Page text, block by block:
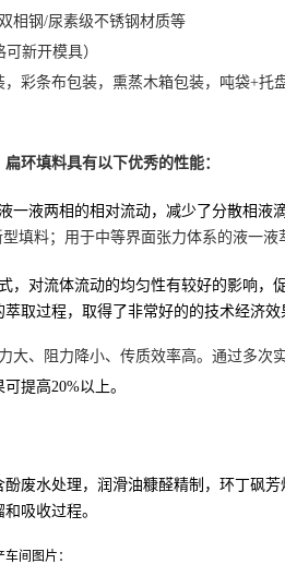
相钢/尿素级不锈钢材质等
新开模具）
彩条布包装，熏蒸木箱包装，吨袋+托
环填料具有以下优秀的性能：
一液两相的相对流动，减少了分散相液
填料；用于中等界面张力体系的液一液
，对流体流动的均匀性有较好的影响，
取过程，取得了非常好的的技术经济效
大、阻力降小、传质效率高。 通过多次
可提高20%以上。
废水处理，润滑油糠醛精制，环丁砜
吸收过程。
间图片：